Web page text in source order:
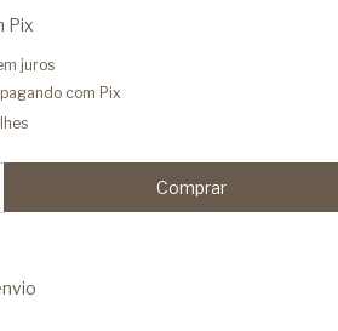
Pix
juros
pagando com Pix